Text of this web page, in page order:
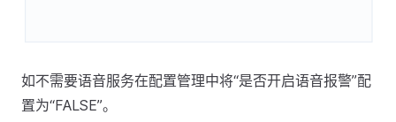
如不需要语音服务在配置管理中将“是否开启语音报警”配
置为“FALSE”。